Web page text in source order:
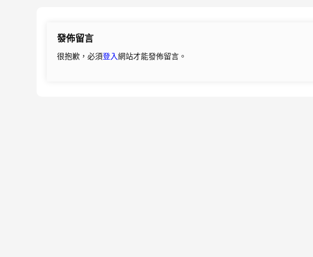
發佈留言
很抱歉，必須登入網站才能發佈留言。